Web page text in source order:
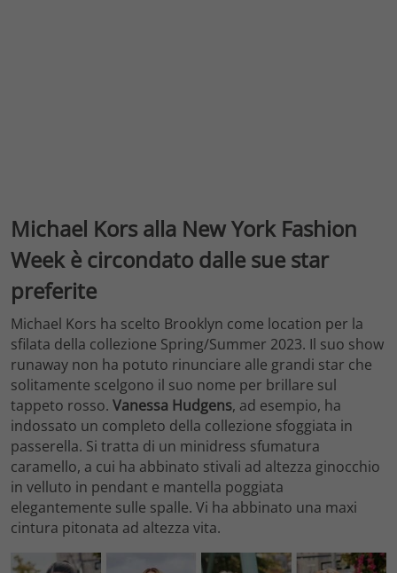
Michael Kors alla New York Fashion
Week è circondato dalle sue star
preferite
Michael Kors ha scelto Brooklyn come location per la
sfilata della collezione Spring/Summer 2023. Il suo show
runaway non ha potuto rinunciare alle grandi star che
solitamente scelgono il suo nome per brillare sul
tappeto rosso. Vanessa Hudgens, ad esempio, ha
indossato un completo della collezione sfoggiata in
passerella. Si tratta di un minidress sfumatura
caramello, a cui ha abbinato stivali ad altezza ginocchio
in velluto in pendant e mantella poggiata
elegantemente sulle spalle. Vi ha abbinato una maxi
cintura pitonata ad altezza vita.